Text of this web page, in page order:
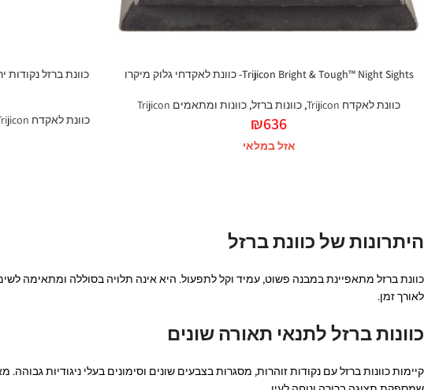
Trijicon Bright & Tough™ Night Sights- כוונת לאקדחי גלוק מיקרו
כוונת לאקדח Trijicon , כוונות ברזל, כוונות ומתאמים Trijicon
₪636
אזל במלאי
כוונת לאקדח Trijicon
היתרונות של כוונת ברזל
כוונת ברזל מתאפיינת במבנה פשוט, עמיד וקל לתפעול. היא אינה תלויה בסוללה ומתאימה
לאורך זמן.
כוונות ברזל לתנאי תאורה שונים
קיימות כוונות ברזל עם נקודות זוהרות, מסגרות בצבעים שונים וסימונים בעלי ניגודיות